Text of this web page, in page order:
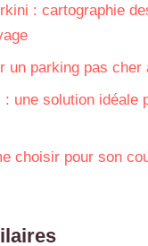
: cartographie
un parking pas
une solution idéale
choisir pour son